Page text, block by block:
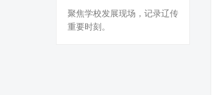
聚焦学校发展现场，记录辽传
重要时刻。